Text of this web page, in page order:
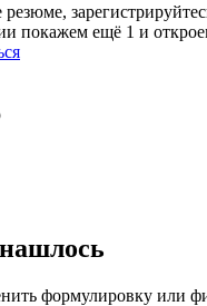
покажем ещё 1 и
формулировку или